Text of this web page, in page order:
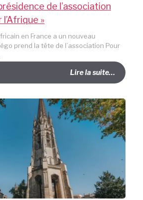
de l’association
l’Afrique »
en France a un nouveau
prend la tête de l’association Pour
Lire la suite…